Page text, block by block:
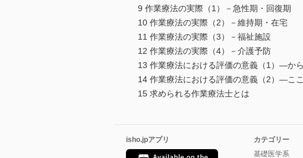
9 作業療法の実際（1）－急性期・回復期
10 作業療法の実際（2）－維持期・在宅
11 作業療法の実際（3）－福祉施設
12 作業療法の実際（4）－介護予防
13 作業療法における評価の意義（1）―か
14 作業療法における評価の意義（2）―こ
15 求められる作業療法士とは
isho.jpアプリ
カテゴリー
基礎医学系